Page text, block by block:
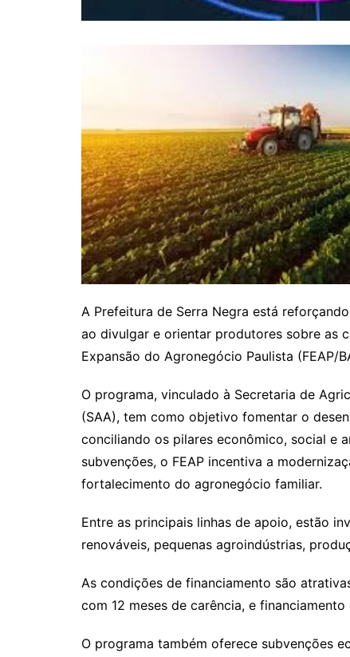
A Prefeitura de Serra Negra está
ao divulgar e orientar produtores sobre as
Expansão do Agronegócio Paulista (FEAP/
O programa, vinculado à Secretaria de
(SAA), tem como objetivo fomentar o
conciliando os pilares econômico, social e
subvenções, o FEAP incentiva a
fortalecimento do agronegócio familiar.
Entre as principais linhas de apoio, estão
renováveis, pequenas agroindústrias,
As condições de financiamento são
com 12 meses de carência, e
O programa também oferece subvenções